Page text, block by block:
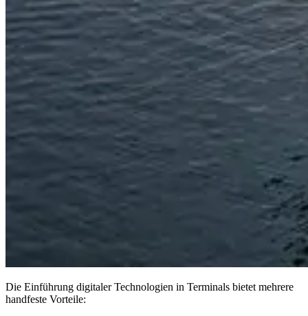
Die Einführung digitaler Technologien in Terminals bietet mehrere
handfeste Vorteile: